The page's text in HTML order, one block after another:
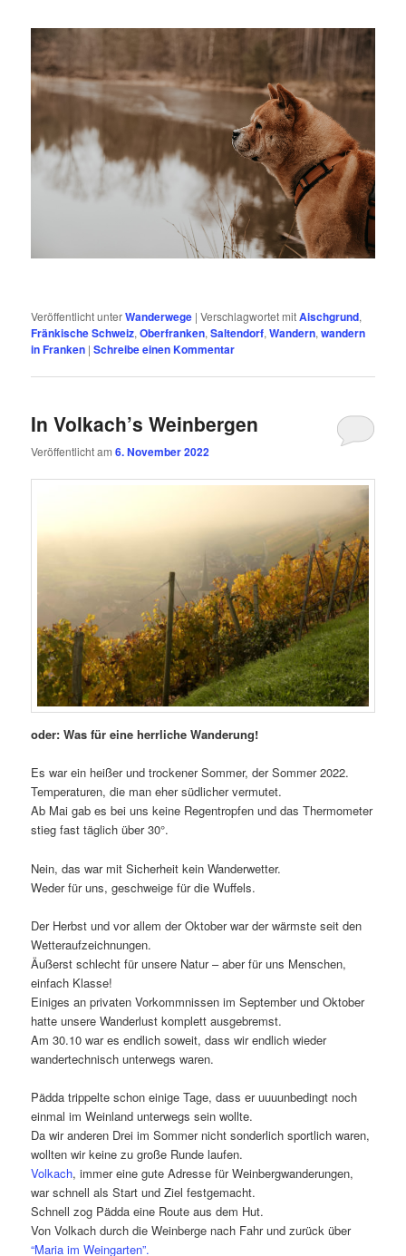
Veröffentlicht unterWanderwege |Verschlagwortet mitAischgrund,
Fränkische Schweiz,Oberfranken,Saltendorf,Wandern,wandern
in Franken |Schreibe einen Kommentar
In Volkach’s Weinbergen
Veröffentlicht am6. November 2022
oder: Was für eine herrliche Wanderung!
Es war ein heißer und trockener Sommer, der Sommer 2022.
Temperaturen, die man eher südlicher vermutet.
Ab Mai gab es bei uns keine Regentropfen und das Thermometer
stieg fast täglich über 30°.
Nein, das war mit Sicherheit kein Wanderwetter.
Weder für uns, geschweige für die Wuffels.
Der Herbst und vor allem der Oktober war der wärmste seit den
Wetteraufzeichnungen.
Äußerst schlecht für unsere Natur – aber für uns Menschen,
einfach Klasse!
Einiges an privaten Vorkommnissen im September und Oktober
hatte unsere Wanderlust komplett ausgebremst.
Am 30.10 war es endlich soweit, dass wir endlich wieder
wandertechnisch unterwegs waren.
Pädda trippelte schon einige Tage, dass er uuuunbedingt noch
einmal im Weinland unterwegs sein wollte.
Da wir anderen Drei im Sommer nicht sonderlich sportlich waren,
wollten wir keine zu große Runde laufen.
Volkach, immer eine gute Adresse für Weinbergwanderungen,
war schnell als Start und Ziel festgemacht.
Schnell zog Pädda eine Route aus dem Hut.
Von Volkach durch die Weinberge nach Fahr und zurück über
“Maria imWeingarten”.